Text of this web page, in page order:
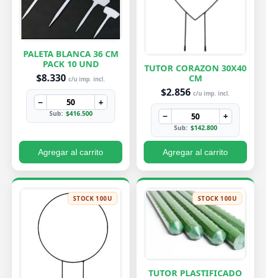
PALETA BLANCA 36 CM
PACK 10 UND
$8.330 c/u imp. incl.
− +
Sub: $416.500
Agregar al carrito
TUTOR CORAZON 30X40
CM
$2.856 c/u imp. incl.
− +
Sub: $142.800
Agregar al carrito
STOCK 100U STOCK 100U
TUTOR PLASTIFICADO